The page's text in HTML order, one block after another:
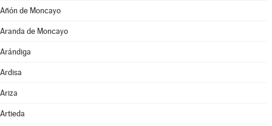
Añón de Moncayo
Aranda de Moncayo
Arándiga
Ardisa
Ariza
Artieda